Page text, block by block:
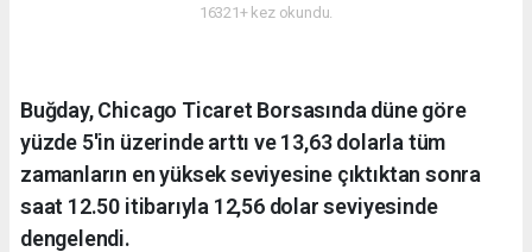
16321+ kez okundu.
Buğday, Chicago Ticaret Borsasında düne göre
yüzde 5'in üzerinde arttı ve 13,63 dolarla tüm
zamanların en yüksek seviyesine çıktıktan sonra
saat 12.50 itibarıyla 12,56 dolar seviyesinde
dengelendi.